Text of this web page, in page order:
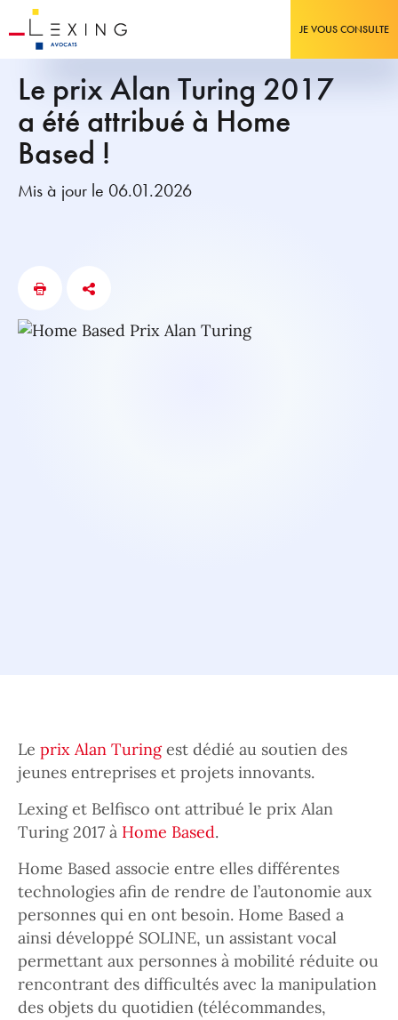
JE VOUS CONSULTE
Le prix Alan Turing 2017
a été attribué à Home
Based !
Mis à jour le 06.01.2026
Le prix Alan Turingest dédié au soutien des
jeunes entreprises et projets innovants.
Lexing et Belfisco ont attribué le prix Alan
Turing 2017 à Home Based.
Home Based associe entre elles différentes
technologies afin de rendre de l’autonomie aux
personnes qui en ont besoin. Home Based a
ainsi développé SOLINE, un assistant vocal
permettant aux personnes à mobilité réduite ou
rencontrant des difficultés avec la manipulation
des objets du quotidien (télécommandes,